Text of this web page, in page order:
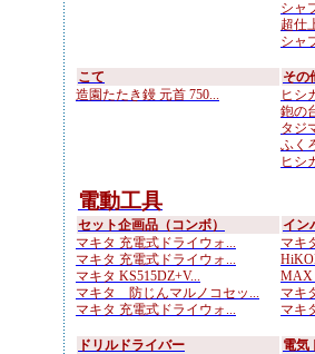
シャ
超仕
シャ
こて
造園たたき鏝 元首 750...
その
ヒシ
鉋の
タジ
ふく
ヒシ
電動工具
セット企画品（コンボ）
マキタ 充電式ドライウォ...
マキタ 充電式ドライウォ...
マキタ KS515DZ+V...
マキタ 防じんマルノコセッ...
マキタ 充電式ドライウォ...
イン
マキ
MAX
マキ
マキ
ドリルドライバー
電気